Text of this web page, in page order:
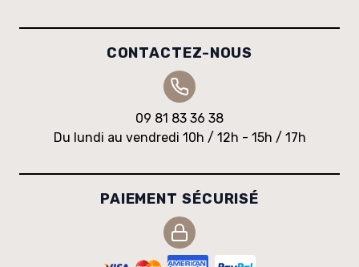
CONTACTEZ-NOUS
09 81 83 36 38
Du lundi au vendredi 10h / 12h - 15h / 17h
PAIEMENT SÉCURISÉ